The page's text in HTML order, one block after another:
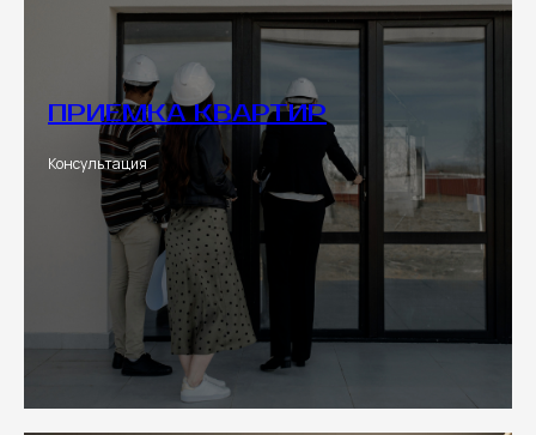
ПРИЕМКА КВАРТИР
Консультация